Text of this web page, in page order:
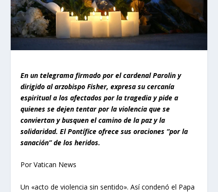
En un telegrama firmado por el cardenal Parolin y
dirigido al arzobispo Fisher, expresa su cercanía
espiritual a los afectados por la tragedia y pide a
quienes se dejen tentar por la violencia que se
conviertan y busquen el camino de la paz y la
solidaridad. El Pontífice ofrece sus oraciones “por la
sanación” de los heridos.
Por Vatican News
Un «acto de violencia sin sentido». Así condenó el Papa